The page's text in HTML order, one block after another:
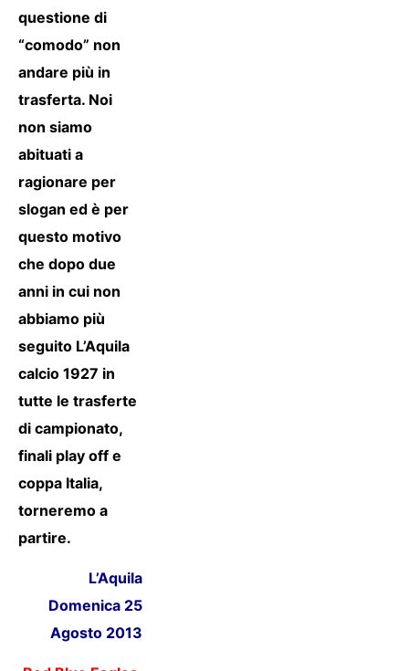
questione di
“comodo” non
andare più in
trasferta. Noi
non siamo
abituati a
ragionare per
slogan ed è per
questo motivo
che dopo due
anni in cui non
abbiamo più
seguito L’Aquila
calcio 1927 in
tutte le trasferte
di campionato,
finali play off e
coppa Italia,
torneremo a
partire.
L’Aquila
Domenica 25
Agosto 2013